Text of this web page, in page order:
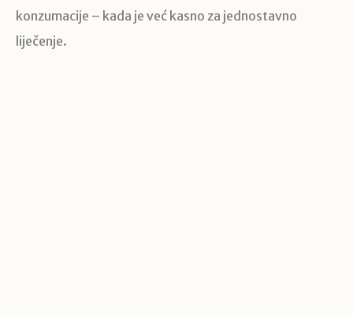
konzumacije – kada je već kasno za jednostavno
liječenje.